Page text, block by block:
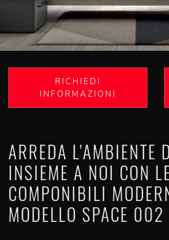
RICHIEDI
INFORMAZIONI
ARREDA L'AMBIENTE
INSIEME A NOI CON
COMPONIBILI
MODELLO SPACE 002